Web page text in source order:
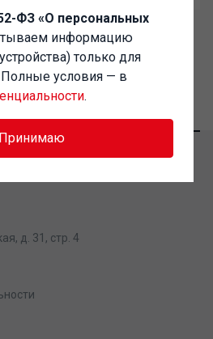
д. 31, стр. 4
ФЗ «О персональных
информацию
только для
условия — в
.
Принимаю